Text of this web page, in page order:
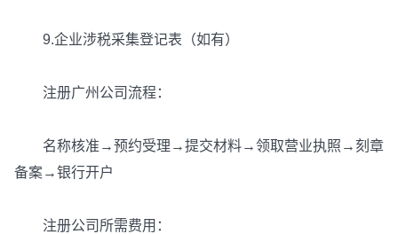
9.企业涉税采集登记表（如有）
注册广州公司流程：
名称核准→预约受理→提交材料→领取营业执照→刻章
备案→银行开户
注册公司所需费用：